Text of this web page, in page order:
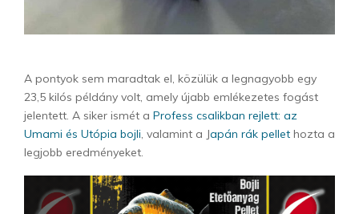
A pontyok sem maradtak el, közülük a legnagyobb egy
23,5 kilós példány volt, amely újabb emlékezetes fogást
jelentett. A siker ismét a Profess csalikban rejlett: az
Umami és Utópia bojli, valamint a Japán rák pellet hozta a
legjobb eredményeket.